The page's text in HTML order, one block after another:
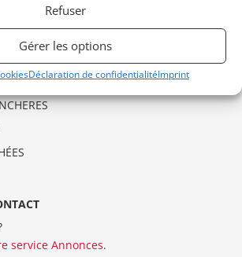
Refuser
Gérer les options
Déclaration de confidentialitéImprint
service Annonces.